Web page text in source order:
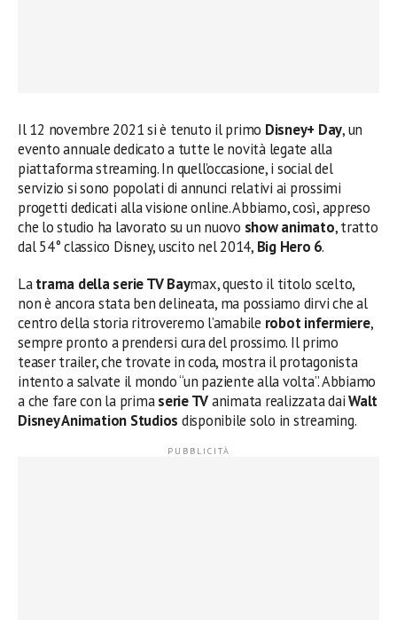
Il 12 novembre 2021 si è tenuto il primo Disney+ Day, un
evento annuale dedicato a tutte le novità legate alla
piattaforma streaming. In quell’occasione, i social del
servizio si sono popolati di annunci relativi ai prossimi
progetti dedicati alla visione online. Abbiamo, così, appreso
che lo studio ha lavorato su un nuovo show animato, tratto
dal 54° classico Disney, uscito nel 2014, Big Hero 6.
Latrama della serie TV Baymax, questo il titolo scelto,
non è ancora stata ben delineata, ma possiamo dirvi che al
centro della storia ritroveremo l’amabile robot infermiere,
sempre pronto a prendersi cura del prossimo. Il primo
teaser trailer, che trovate in coda, mostra il protagonista
intento a salvate il mondo “un paziente alla volta”. Abbiamo
a che fare con la primaserie TVanimata realizzata daiWalt
Disney Animation Studios disponibile solo in streaming.